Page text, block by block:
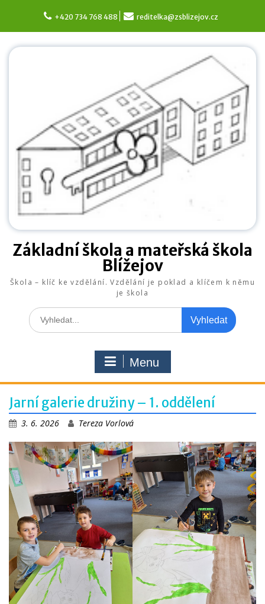
content
+420 734 768 488 reditelka@zsblizejov.cz
Základní škola a mateřská škola
Blížejov
Škola – klíč ke vzdělání. Vzdělání je poklad a klíčem k němu
je škola
Search
for:
Menu
Jarní galerie družiny – 1. oddělení
3. 6. 2026 Tereza Vorlová